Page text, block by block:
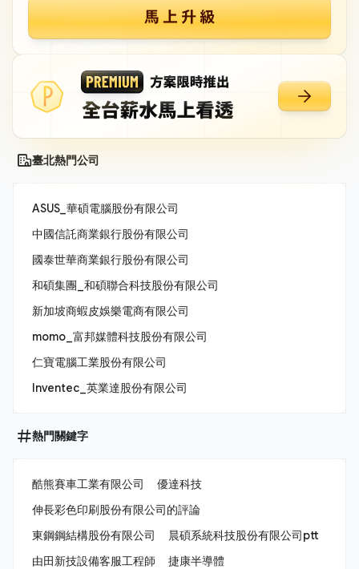
臺北熱門公司
ASUS_華碩電腦股份有限公司
中國信託商業銀行股份有限公司
國泰世華商業銀行股份有限公司
和碩集團_和碩聯合科技股份有限公司
新加坡商蝦皮娛樂電商有限公司
momo_富邦媒體科技股份有限公司
仁寶電腦工業股份有限公司
Inventec_英業達股份有限公司
熱門關鍵字
酷熊賽車工業有限公司
優達科技
伸長彩色印刷股份有限公司的評論
東鋼鋼結構股份有限公司
晨碩系統科技股份有限公司ptt
由田新技設備客服工程師
捷康半導體